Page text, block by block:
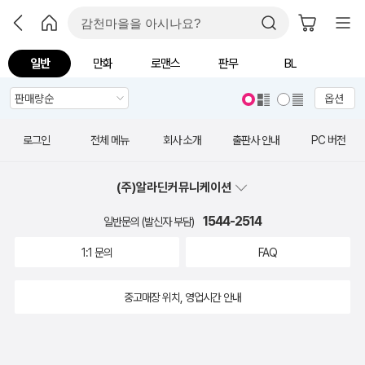
일반 만화 로맨스 판무 BL
옵션
로그인 전체 메뉴 회사 소개 출판사 안내 PC 버전
(주)알라딘커뮤니케이션
일반문의 (발신자 부담) 1544-2514
1:1 문의 FAQ
중고매장 위치, 영업시간 안내